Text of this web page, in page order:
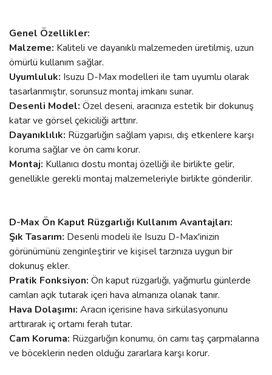
Genel Özellikler:
Malzeme: Kaliteli ve dayanıklı malzemeden üretilmiş, uzun
ömürlü kullanım sağlar.
Uyumluluk: Isuzu D-Max modelleri ile tam uyumlu olarak
tasarlanmıştır, sorunsuz montaj imkanı sunar.
Desenli Model: Özel deseni, aracınıza estetik bir dokunuş
katar ve görsel çekiciliği arttırır.
Dayanıklılık: Rüzgarlığın sağlam yapısı, dış etkenlere karşı
koruma sağlar ve ön camı korur.
Montaj: Kullanıcı dostu montaj özelliği ile birlikte gelir,
genellikle gerekli montaj malzemeleriyle birlikte gönderilir.
D-Max Ön Kaput Rüzgarlığı Kullanım Avantajları:
Şık Tasarım: Desenli modeli ile Isuzu D-Max'inizin
görünümünü zenginleştirir ve kişisel tarzınıza uygun bir
dokunuş ekler.
Pratik Fonksiyon: Ön kaput rüzgarlığı, yağmurlu günlerde
camları açık tutarak içeri hava almanıza olanak tanır.
Hava Dolaşımı: Aracın içerisine hava sirkülasyonunu
arttırarak iç ortamı ferah tutar.
Cam Koruma: Rüzgarlığın konumu, ön camı taş çarpmalarına
ve böceklerin neden olduğu zararlara karşı korur.